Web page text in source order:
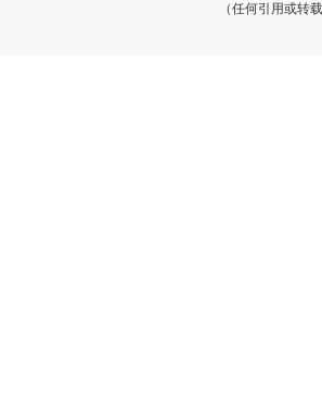
（任何引用或转